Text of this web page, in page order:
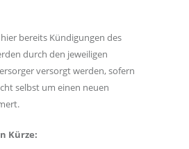
bereits Kündigungen des
durch den jeweiligen
versorgt werden, sofern
selbst um einen neuen
Kürze: